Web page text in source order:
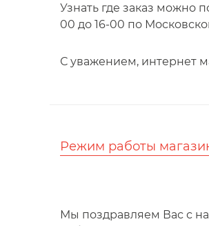
Узнать где заказ можно
00 до 16-00 по
С уважением, интернет
Режим работы
Мы поздравляем Вас с